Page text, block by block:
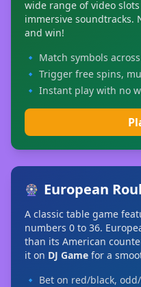
wide range of video
immersive soundtracks.
and win!
🔹 Match symbols
🔹 Trigger free spins,
🔹 Instant play with no
🎡 European
A classic table game
numbers 0 to 36.
than its American
it on DJ Game for a
🔹 Bet on red/black,